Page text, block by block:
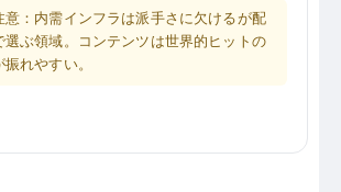
意：内需インフラは派手さに欠けるが配
選ぶ領域。コンテンツは世界的ヒットの
れやすい。